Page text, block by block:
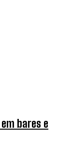
bares e